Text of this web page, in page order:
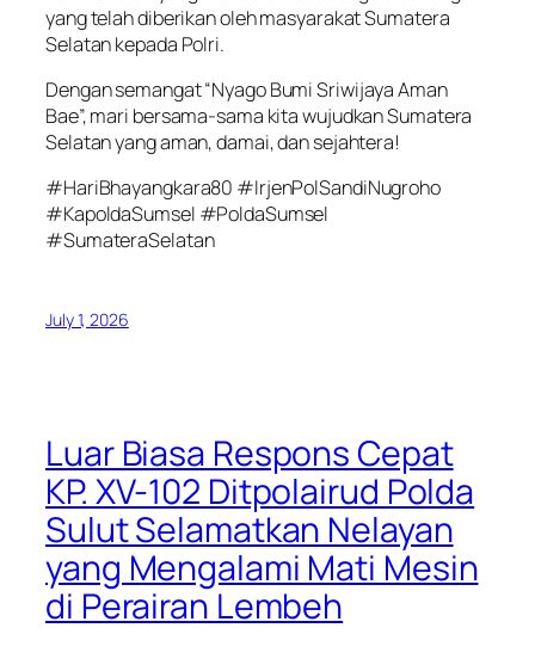
yang telah diberikan oleh masyarakat Sumatera
Selatan kepada Polri.
Dengan semangat “Nyago Bumi Sriwijaya Aman
Bae”, mari bersama-sama kita wujudkan Sumatera
Selatan yang aman, damai, dan sejahtera!
#HariBhayangkara80 #IrjenPolSandiNugroho
#KapoldaSumsel #PoldaSumsel
#SumateraSelatan
July 1, 2026
Luar Biasa Respons Cepat
KP. XV-102 Ditpolairud Polda
Sulut Selamatkan Nelayan
yang Mengalami Mati Mesin
di Perairan Lembeh